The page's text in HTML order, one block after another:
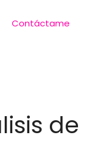
Contáctame
de